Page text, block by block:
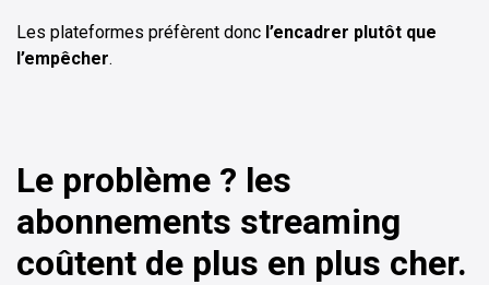
Les plateformes préfèrent donc l’encadrer plutôt que
l’empêcher.
Le problème ? les
abonnements streaming
coûtent de plus en plus cher.